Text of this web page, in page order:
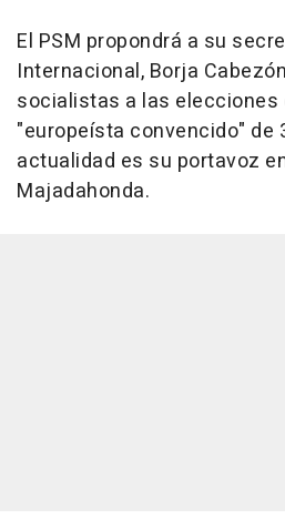
El PSM propondrá a su
Internacional, Borja
socialistas a las elecciones
"europeísta convencido" de
actualidad es su portavoz
Majadahonda.